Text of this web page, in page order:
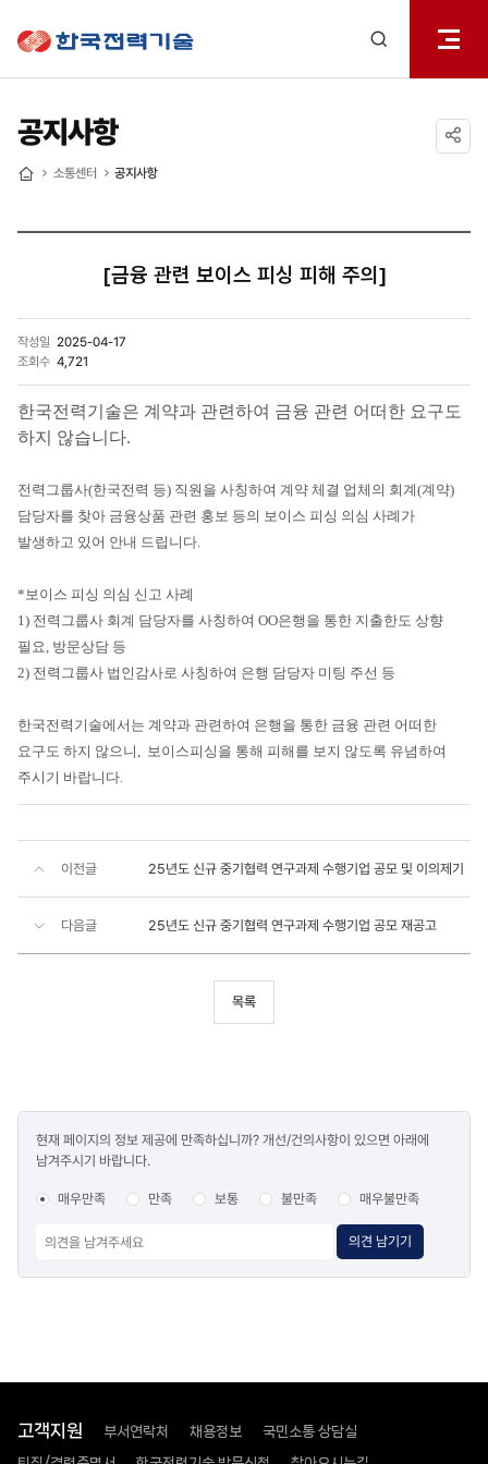
열기
공지사항
소통센터 공지사항
[금융 관련 보이스 피싱 피해 주의]
작성일 2025-04-17
조회수 4,721
한국전력기술은 계약과 관련하여 금융 관련 어떠한 요구도
하지 않습니다.
전력그룹사(한국전력 등) 직원을 사칭하여 계약 체결 업체의 회계(계약)
담당자를 찾아 금융상품 관련 홍보 등의 보이스 피싱 의심 사례가
발생하고 있어 안내 드립니다.
*보이스 피싱 의심 신고 사례
1) 전력그룹사 회계 담당자를 사칭하여 OO은행을 통한 지출한도 상향
필요, 방문상담 등
2) 전력그룹사 법인감사로 사칭하여 은행 담당자 미팅 주선 등
한국전력기술에서는 계약과 관련하여 은행을 통한 금융 관련 어떠한
요구도 하지 않으니, 보이스피싱을 통해 피해를 보지 않도록 유념하여
주시기 바랍니다.
이전글 25년도 신규 중기협력 연구과제 수행기업 공모 및 이의제기
다음글 25년도 신규 중기협력 연구과제 수행기업 공모 재공고
목록
만족도
조사
현재 페이지의 정보 제공에 만족하십니까? 개선/건의사항이 있으면 아래에
남겨주시기 바랍니다.
매우만족 만족 보통 불만족 매우불만족
의견 남기기
고객지원 부서연락처 채용정보 국민소통 상담실